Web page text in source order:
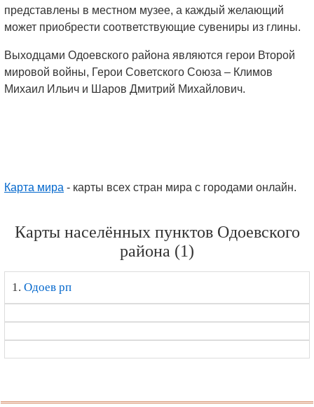
представлены в местном музее, а каждый желающий
может приобрести соответствующие сувениры из глины.
Выходцами Одоевского района являются герои Второй
мировой войны, Герои Советского Союза – Климов
Михаил Ильич и Шаров Дмитрий Михайлович.
Карта мира - карты всех стран мира с городами онлайн.
Карты населённых пунктов Одоевского
района (1)
1. Одоев рп